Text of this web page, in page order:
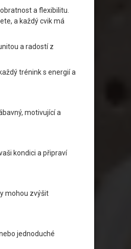
a flexibilitu.
a každý cvik má
a radostí z
trénink s energií a
motivující a
kondici a připraví
mohou zvýšit
jednoduché